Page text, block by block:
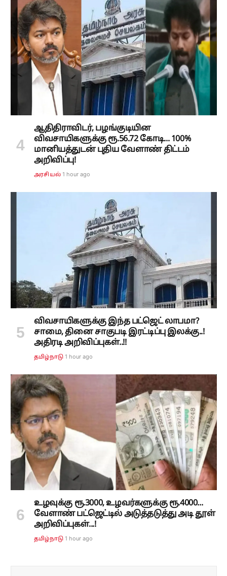
ஆதிதிராவிடர், பழங்குடியின
விவசாயிகளுக்கு ரூ.56.72 கோடி... 100%
மானியத்துடன் புதிய வேளாண் திட்டம்
அறிவிப்பு!
அரசியல் 1 hour ago
விவசாயிகளுக்கு இந்த பட்ஜெட் லாபமா?
சாமை, தினை சாகுபடி இரட்டிப்பு இலக்கு..!
அதிரடி அறிவிப்புகள்..!!
தமிழ்நாடு 1 hour ago
உழவுக்கு ரூ.3000, உழவர்களுக்கு ரூ.4000...
வேளாண் பட்ஜெட்டில் அடுத்தடுத்து அடி தூள்
அறிவிப்புகள்...!
தமிழ்நாடு 1 hour ago